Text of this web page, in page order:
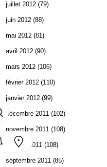
juillet 2012 (79)
juin 2012 (88)
mai 2012 (81)
avril 2012 (90)
mars 2012 (106)
février 2012 (110)
janvier 2012 (99)
décembre 2011 (102)
novembre 2011 (108)
octobre 2011 (108)
septembre 2011 (85)